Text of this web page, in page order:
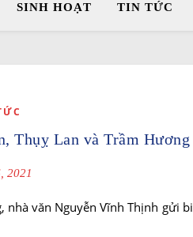
SINH HOẠT TIN TỨC
Thụỵ Lan và Trầm Hương
2021
văn Nguyễn Vĩnh Thịnh gửi